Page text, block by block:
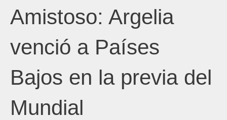
Amistoso: Argelia
venció a Países
Bajos en la previa del
Mundial